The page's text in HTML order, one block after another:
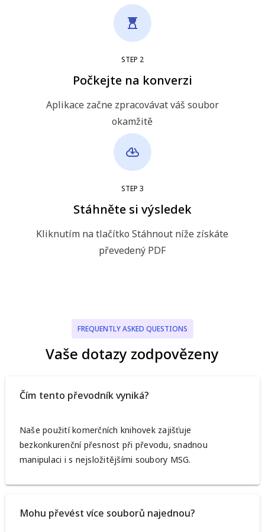
STEP 2
Počkejte na konverzi
Aplikace začne zpracovávat váš soubor
okamžitě
STEP 3
Stáhněte si výsledek
Kliknutím na tlačítko Stáhnout níže získáte
převedený PDF
FREQUENTLY ASKED QUESTIONS
Vaše dotazy zodpovězeny
Čím tento převodník vyniká?
Naše použití komerčních knihovek zajišťuje
bezkonkurenční přesnost při převodu, snadnou
manipulaci i s nejsložitějšími soubory MSG.
Mohu převést více souborů najednou?